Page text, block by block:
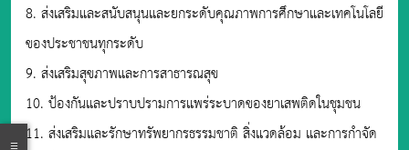
8. ส่งเสริมและสนับสนุนและยกระดับคุณภาพการศึกษาและเทคโนโลยี
ของประชาชนทุกระดับ
9. ส่งเสริมสุขภาพและการสาธารณสุข
10. ป้องกันและปราบปรามการแพร่ระบาดของยาเสพติดในชุมชน
11. ส่งเสริมและรักษาทรัพยากรธรรมชาติ สิ่งแวดล้อม และการกำจัด